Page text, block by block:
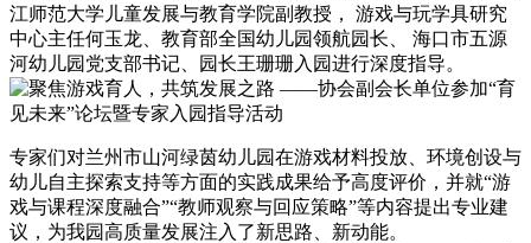
江师范大学儿童发展与教育学院副教授， 游戏与玩学具研究
中心主任何玉龙、教育部全国幼儿园领航园长、 海口市五源
河幼儿园党支部书记、园长王珊珊入园进行深度指导。
专家们对兰州市山河绿茵幼儿园在游戏材料投放、环境创设与
幼儿自主探索支持等方面的实践成果给予高度评价，并就“游
戏与课程深度融合”“教师观察与回应策略”等内容提出专业建
议，为我园高质量发展注入了新思路、新动能。